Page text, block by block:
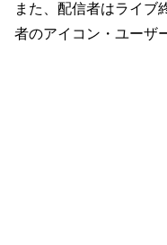
また、配信者はライブ
者のアイコン・ユーザ